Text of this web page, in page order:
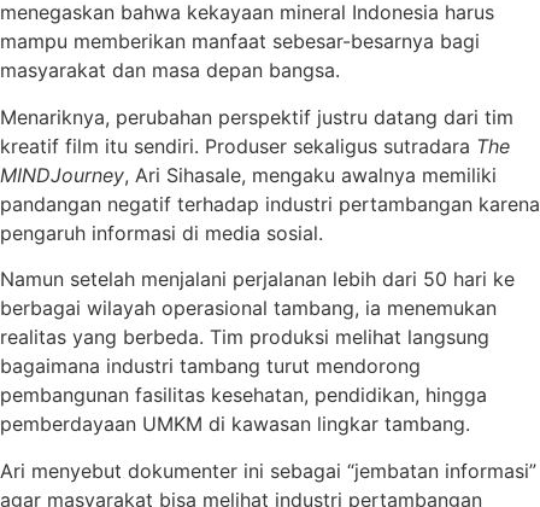
menegaskan bahwa kekayaan mineral Indonesia harus
mampu memberikan manfaat sebesar-besarnya bagi
masyarakat dan masa depan bangsa.
Menariknya, perubahan perspektif justru datang dari tim
kreatif film itu sendiri. Produser sekaligus sutradara The
MINDJourney, Ari Sihasale, mengaku awalnya memiliki
pandangan negatif terhadap industri pertambangan karena
pengaruh informasi di media sosial.
Namun setelah menjalani perjalanan lebih dari 50 hari ke
berbagai wilayah operasional tambang, ia menemukan
realitas yang berbeda. Tim produksi melihat langsung
bagaimana industri tambang turut mendorong
pembangunan fasilitas kesehatan, pendidikan, hingga
pemberdayaan UMKM di kawasan lingkar tambang.
Ari menyebut dokumenter ini sebagai “jembatan informasi”
agar masyarakat bisa melihat industri pertambangan